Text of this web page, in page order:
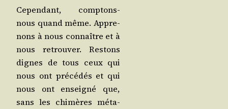
Cepen­dant, comp­tons-
nous quand même. Appre­
nons à nous connaître et à
nous retrou­ver. Res­tons
dignes de tous ceux qui
nous ont pré­cé­dés et qui
nous ont ensei­gné que,
sans les chi­mères méta­